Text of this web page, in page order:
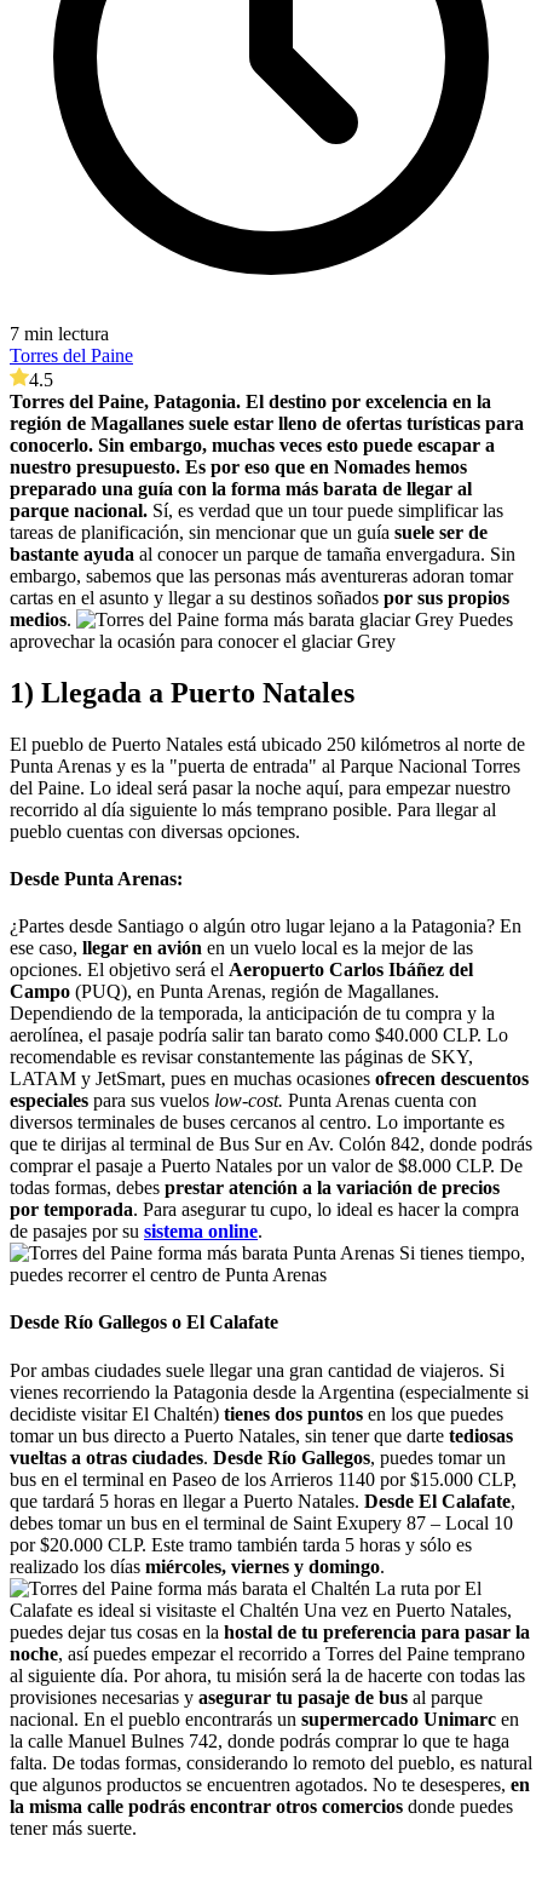
7 min lectura
Torres del Paine
4.5
Torres del Paine, Patagonia. El destino por excelencia en la
región de Magallanes suele estar lleno de ofertas turísticas para
conocerlo. Sin embargo, muchas veces esto puede escapar a
nuestro presupuesto. Es por eso que en Nomades hemos
preparado una guía con la forma más barata de llegar al
parque nacional. Sí, es verdad que un tour puede simplificar las
tareas de planificación, sin mencionar que un guía suele ser de
bastante ayuda al conocer un parque de tamaña envergadura. Sin
embargo, sabemos que las personas más aventureras adoran tomar
cartas en el asunto y llegar a su destinos soñados por sus propios
medios.
Puedes
aprovechar la ocasión para conocer el glaciar Grey
1) Llegada a Puerto Natales
El pueblo de Puerto Natales está ubicado 250 kilómetros al norte de
Punta Arenas y es la "puerta de entrada" al Parque Nacional Torres
del Paine. Lo ideal será pasar la noche aquí, para empezar nuestro
recorrido al día siguiente lo más temprano posible. Para llegar al
pueblo cuentas con diversas opciones.
Desde Punta Arenas:
¿Partes desde Santiago o algún otro lugar lejano a la Patagonia? En
ese caso, llegar en avión en un vuelo local es la mejor de las
opciones. El objetivo será el Aeropuerto Carlos Ibáñez del
Campo (PUQ), en Punta Arenas, región de Magallanes.
Dependiendo de la temporada, la anticipación de tu compra y la
aerolínea, el pasaje podría salir tan barato como $40.000 CLP. Lo
recomendable es revisar constantemente las páginas de SKY,
LATAM y JetSmart, pues en muchas ocasiones ofrecen descuentos
especiales para sus vuelos low-cost. Punta Arenas cuenta con
diversos terminales de buses cercanos al centro. Lo importante es
que te dirijas al terminal de Bus Sur en Av. Colón 842, donde podrás
comprar el pasaje a Puerto Natales por un valor de $8.000 CLP. De
todas formas, debes prestar atención a la variación de precios
por temporada. Para asegurar tu cupo, lo ideal es hacer la compra
de pasajes por su sistema online.
Si tienes tiempo,
puedes recorrer el centro de Punta Arenas
Desde Río Gallegos o El Calafate
Por ambas ciudades suele llegar una gran cantidad de viajeros. Si
vienes recorriendo la Patagonia desde la Argentina (especialmente si
decidiste visitar El Chaltén) tienes dos puntos en los que puedes
tomar un bus directo a Puerto Natales, sin tener que darte tediosas
vueltas a otras ciudades. Desde Río Gallegos, puedes tomar un
bus en el terminal en Paseo de los Arrieros 1140 por $15.000 CLP,
que tardará 5 horas en llegar a Puerto Natales. Desde El Calafate,
debes tomar un bus en el terminal de Saint Exupery 87 – Local 10
por $20.000 CLP. Este tramo también tarda 5 horas y sólo es
realizado los días miércoles, viernes y domingo.
La ruta por El
Calafate es ideal si visitaste el Chaltén Una vez en Puerto Natales,
puedes dejar tus cosas en la hostal de tu preferencia para pasar la
noche, así puedes empezar el recorrido a Torres del Paine temprano
al siguiente día. Por ahora, tu misión será la de hacerte con todas las
provisiones necesarias y asegurar tu pasaje de bus al parque
nacional. En el pueblo encontrarás un supermercado Unimarc en
la calle Manuel Bulnes 742, donde podrás comprar lo que te haga
falta. De todas formas, considerando lo remoto del pueblo, es natural
que algunos productos se encuentren agotados. No te desesperes, en
la misma calle podrás encontrar otros comercios donde puedes
tener más suerte.